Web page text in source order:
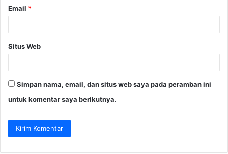
Email *
Situs Web
Simpan nama, email, dan situs web saya pada peramban ini
untuk komentar saya berikutnya.